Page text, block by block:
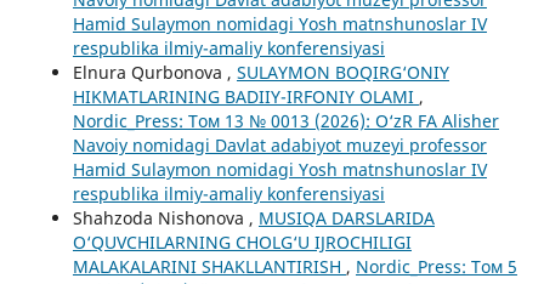
Hamid Sulaymon nomidagi Yosh matnshunoslar IV
respublika ilmiy-amaliy konferensiyasi
Elnura Qurbonova , SULAYMON BOQIRG‘ONIY
HIKMATLARINING BADIIY-IRFONIY OLAMI ,
Nordic_Press: Том 13 № 0013 (2026): O‘zR FA Alisher
Navoiy nomidagi Davlat adabiyot muzeyi professor
Hamid Sulaymon nomidagi Yosh matnshunoslar IV
respublika ilmiy-amaliy konferensiyasi
Shahzoda Nishonova , MUSIQA DARSLARIDA
O‘QUVCHILARNING CHOLG‘U IJROCHILIGI
MALAKALARINI SHAKLLANTIRISH , Nordic_Press: Том 5